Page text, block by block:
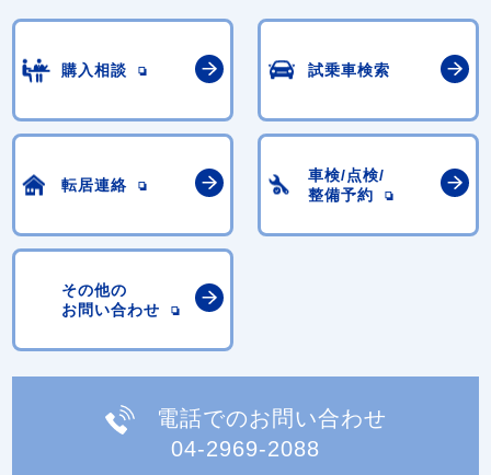
購入相談 試乗車検索
転居連絡
車検/点検/
整備予約
その他の
お問い合わせ
電話でのお問い合わせ
04-2969-2088